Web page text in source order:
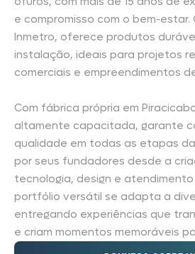
e compromisso com o bem-
Inmetro, oferece produtos
instalação, ideais para projetos
comerciais e empreendimentos
Com fábrica própria em
altamente capacitada, garante
qualidade em todas as etapas
por seus fundadores desde a
tecnologia, design e atendimento
portfólio versátil se adapta a
entregando experiências que
e criam momentos memoráveis